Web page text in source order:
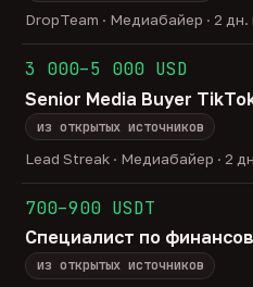
DropTeam · Медиабайер · 2 дн.
3 000–5 000 USD
Senior Media Buyer
из открытых источников
Lead Streak · Медиабайер · 2
700–900 USDT
Специалист по
из открытых источников